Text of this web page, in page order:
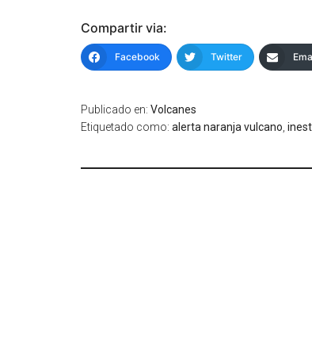
Compartir via:
Facebook Twitter
Publicado en: Volcanes
Etiquetado como: alerta naranja vulcano